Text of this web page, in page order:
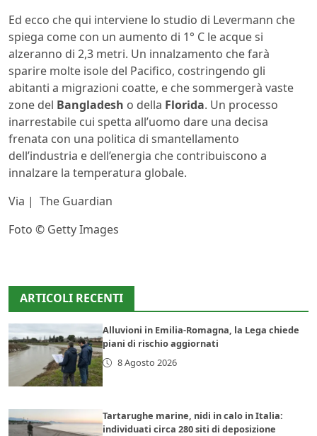
Ed ecco che qui interviene lo studio di Levermann che
spiega come con un aumento di 1° C le acque si
alzeranno di 2,3 metri. Un innalzamento che farà
sparire molte isole del Pacifico, costringendo gli
abitanti a migrazioni coatte, e che sommergerà vaste
zone del Bangladesh o della Florida. Un processo
inarrestabile cui spetta all’uomo dare una decisa
frenata con una politica di smantellamento
dell’industria e dell’energia che contribuiscono a
innalzare la temperatura globale.
Via | The Guardian
Foto © Getty Images
ARTICOLI RECENTI
Alluvioni in Emilia-Romagna, la Lega chiede
piani di rischio aggiornati
8 Agosto 2026
Tartarughe marine, nidi in calo in Italia:
individuati circa 280 siti di deposizione